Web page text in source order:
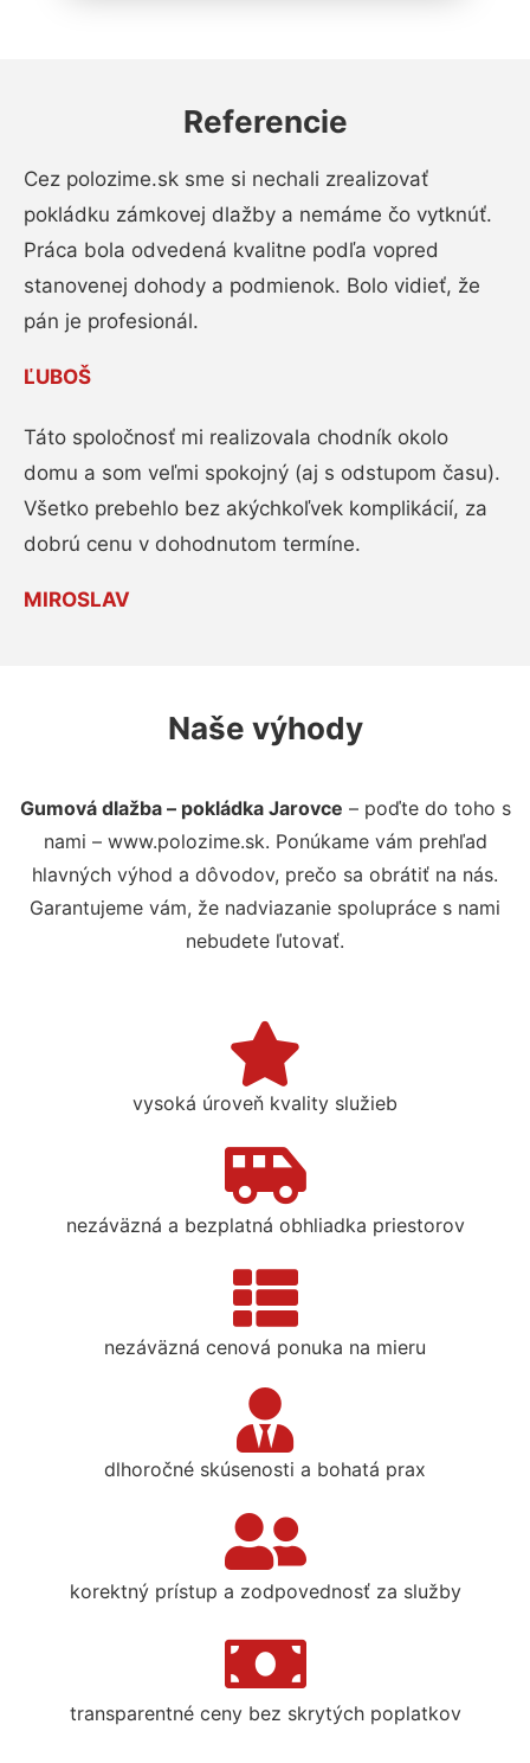
Referencie
Cez polozime.sk sme si nechali zrealizovať
pokládku zámkovej dlažby a nemáme čo vytknúť.
Práca bola odvedená kvalitne podľa vopred
stanovenej dohody a podmienok. Bolo vidieť, že
pán je profesionál.
ĽUBOŠ
Táto spoločnosť mi realizovala chodník okolo
domu a som veľmi spokojný (aj s odstupom času).
Všetko prebehlo bez akýchkoľvek komplikácií, za
dobrú cenu v dohodnutom termíne.
MIROSLAV
Naše výhody
Gumová dlažba – pokládka Jarovce – poďte do toho s
nami – www.polozime.sk. Ponúkame vám prehľad
hlavných výhod a dôvodov, prečo sa obrátiť na nás.
Garantujeme vám, že nadviazanie spolupráce s nami
nebudete ľutovať.
vysoká úroveň kvality služieb
nezáväzná a bezplatná obhliadka priestorov
nezáväzná cenová ponuka na mieru
dlhoročné skúsenosti a bohatá prax
korektný prístup a zodpovednosť za služby
transparentné ceny bez skrytých poplatkov